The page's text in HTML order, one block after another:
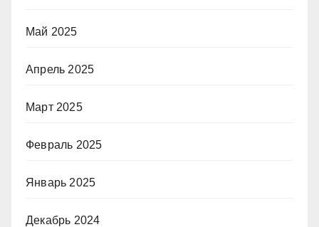
Май 2025
Апрель 2025
Март 2025
Февраль 2025
Январь 2025
Декабрь 2024